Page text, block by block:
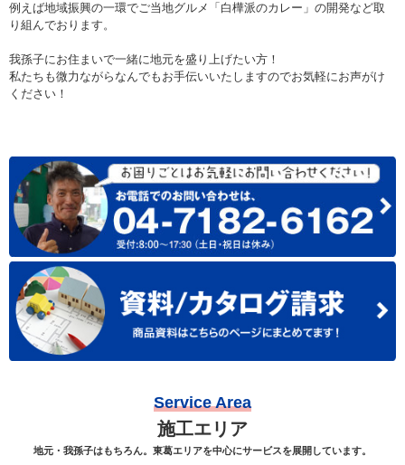
例えば地域振興の一環でご当地グルメ「白樺派のカレー」の開発など取
り組んでおります。
我孫子にお住まいで一緒に地元を盛り上げたい方！
私たちも微力ながらなんでもお手伝いいたしますのでお気軽にお声がけ
ください！
Service Area
施工エリア
地元・我孫子はもちろん。東葛エリアを中心にサービスを展開しています。